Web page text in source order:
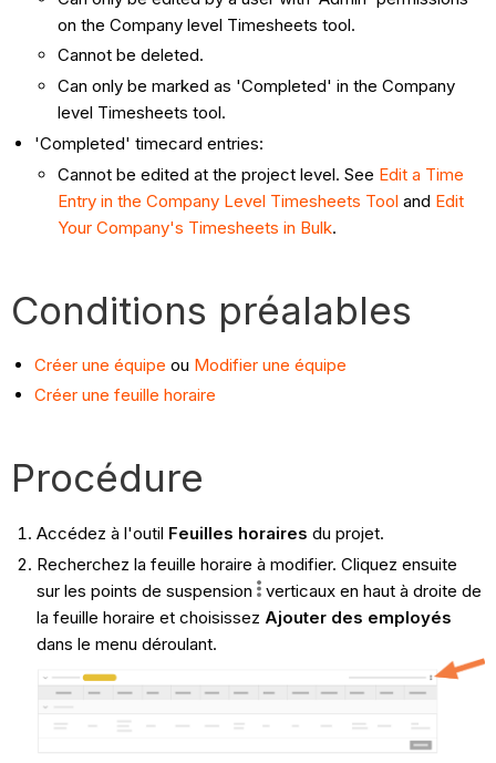
on the Company level Timesheets tool.
Cannot be deleted.
Can only be marked as 'Completed' in the Company
level Timesheets tool.
'Completed' timecard entries:
Cannot be edited at the project level. See Edit a Time
Entry in the Company Level Timesheets Tool and Edit
Your Company's Timesheets in Bulk.
Conditions préalables
Créer une équipe ou Modifier une équipe
Créer une feuille horaire
Procédure
Accédez à l'outil Feuilles horaires du projet.
Recherchez la feuille horaire à modifier. Cliquez ensuite
sur les points de suspension verticaux en haut à droite de
la feuille horaire et choisissez Ajouter des employés
dans le menu déroulant.